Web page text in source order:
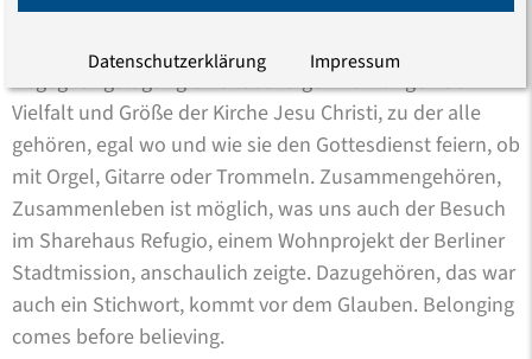
Für die jungen Theologinnen und Theologen, die
zukünftigen Pfarrer und Pfarrerinnen, war diese
Begegnungstagung eine lebendige Erfahrungen der
Vielfalt und Größe der Kirche Jesu Christi, zu der alle
gehören, egal wo und wie sie den Gottesdienst feiern, ob
mit Orgel, Gitarre oder Trommeln. Zusammengehören,
Zusammenleben ist möglich, was uns auch der Besuch
im Sharehaus Refugio, einem Wohnprojekt der Berliner
Stadtmission, anschaulich zeigte. Dazugehören, das war
auch ein Stichwort, kommt vor dem Glauben. Belonging
comes before believing.
Datenschutzerklärung Impressum